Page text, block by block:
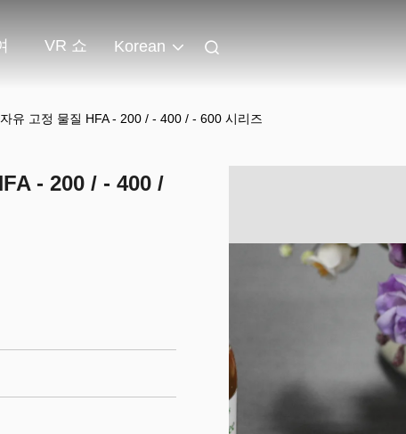
VR 쇼 Korean
유 고정 물질 HFA - 200 / - 400 / - 600 시리즈
- 200 / - 400 /